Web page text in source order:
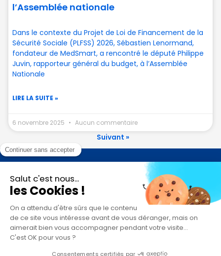
l’Assemblée nationale
Dans le contexte du Projet de Loi de Financement de la
Sécurité Sociale (PLFSS) 2026, Sébastien Lenormand,
fondateur de MedSmart, a rencontré le député Philippe
Juvin, rapporteur général du budget, à l’Assemblée
Nationale
LIRE LA SUITE »
6 novembre 2025 Aucun commentaire
Suivant »
Je suis un ostéopathe - chiropracteur
Je suis psychologue
Je suis un éditeur de logiciel patient ou de facturation
Je suis utilisateur de MedSmart